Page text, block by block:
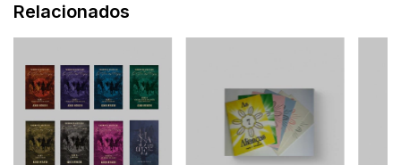
Relacionados